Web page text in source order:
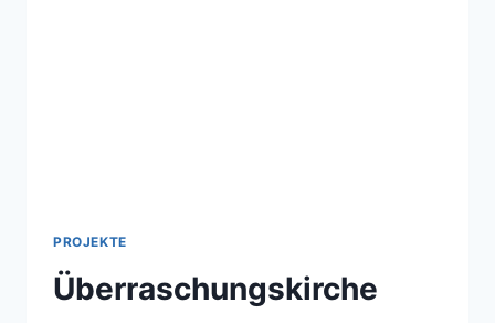
PROJEKTE
Überraschungskirche